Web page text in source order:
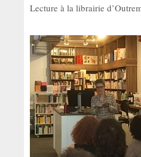
Lecture à la librairie